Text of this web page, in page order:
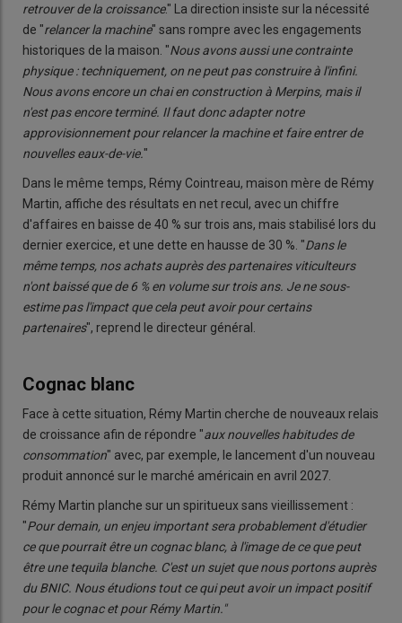
retrouver de la croissance." La direction insiste sur la nécessité
de "relancer la machine" sans rompre avec les engagements
historiques de la maison. "Nous avons aussi une contrainte
physique : techniquement, on ne peut pas construire à l'infini.
Nous avons encore un chai en construction à Merpins, mais il
n'est pas encore terminé. Il faut donc adapter notre
approvisionnement pour relancer la machine et faire entrer de
nouvelles eaux-de-vie. "
Dans le même temps, Rémy Cointreau, maison mère de Rémy
Martin, affiche des résultats en net recul, avec un chiffre
d'affaires en baisse de 40 % sur trois ans, mais stabilisé lors du
dernier exercice, et une dette en hausse de 30 %. "Dans le
même temps, nos achats auprès des partenaires viticulteurs
n'ont baissé que de 6 % en volume sur trois ans. Je ne sous-
estime pas l'impact que cela peut avoir pour certains
partenaires", reprend le directeur général.
Cognac blanc
Face à cette situation, Rémy Martin cherche de nouveaux relais
de croissance afin de répondre "aux nouvelles habitudes de
consommation" avec, par exemple, le lancement d'un nouveau
produit annoncé sur le marché américain en avril 2027.
Rémy Martin planche sur un spiritueux sans vieillissement :
"Pour demain, un enjeu important sera probablement d'étudier
ce que pourrait être un cognac blanc, à l'image de ce que peut
être une tequila blanche. C'est un sujet que nous portons auprès
du BNIC. Nous étudions tout ce qui peut avoir un impact positif
pour le cognac et pour Rémy Martin."